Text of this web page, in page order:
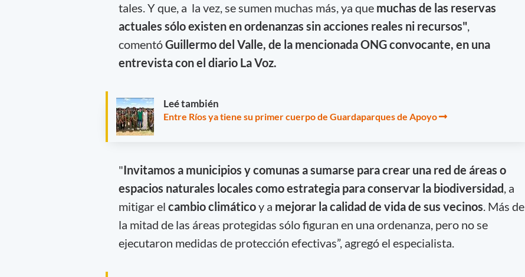
tales. Y que, a la vez, se sumen muchas más, ya que muchas de las reservas
actuales sólo existen en ordenanzas sin acciones reales ni recursos",
comentóGuillermo del Valle, de la mencionada ONG convocante, en una
entrevista con el diario La Voz.
Leé también
Entre Ríos ya tiene su primer cuerpo de Guardaparques de Apoyo
"Invitamos a municipios y comunas a sumarse para crear una red de áreas o
espacios naturales locales como estrategia para conservar la biodiversidad, a
mitigar el cambio climáticoy a mejorar la calidad de vida de sus vecinos. Más de
la mitad de las áreas protegidas sólo figuran en una ordenanza, pero no se
ejecutaron medidas de protección efectivas”, agregó el especialista.